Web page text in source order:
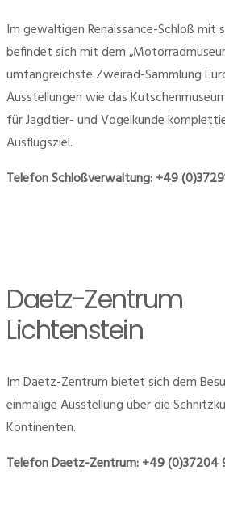
Im gewaltigen Renaissance-Schloß mit
befindet sich mit dem
umfangreichste Zweirad-Sammlung
Ausstellungen wie das
für Jagdtier- und Vogelkunde
Ausflugsziel.
Telefon Schloßverwaltung: +49
Daetz-Zentrum
Lichtenstein
Im Daetz-Zentrum bietet sich dem
einmalige Ausstellung über die
Kontinenten.
Telefon Daetz-Zentrum: +49 (0)37204